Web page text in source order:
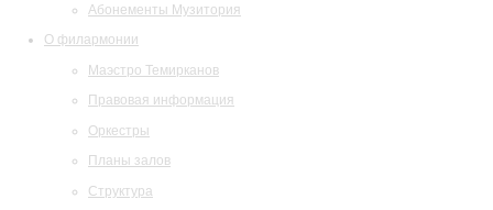
Абонементы Музитория
О филармонии
Маэстро Темирканов
Правовая информация
Оркестры
Планы залов
Структура